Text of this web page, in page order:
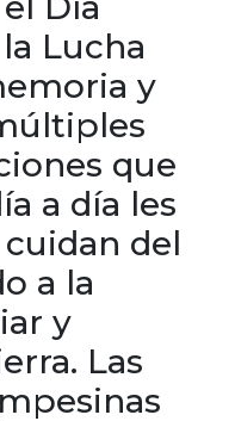
norte
zona
sur
Lucha
y
que
a día les
del
a la
y
Las